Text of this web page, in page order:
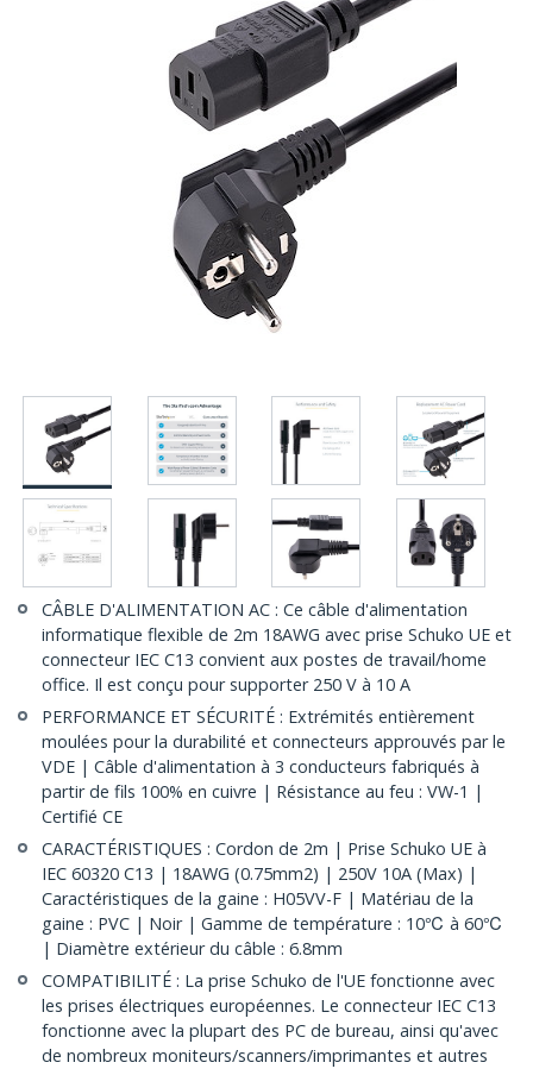
CÂBLE D'ALIMENTATION AC : Ce câble d'alimentation
informatique flexible de 2m 18AWG avec prise Schuko UE et
connecteur IEC C13 convient aux postes de travail/home
office. Il est conçu pour supporter 250 V à 10 A
PERFORMANCE ET SÉCURITÉ : Extrémités entièrement
moulées pour la durabilité et connecteurs approuvés par le
VDE | Câble d'alimentation à 3 conducteurs fabriqués à
partir de fils 100% en cuivre | Résistance au feu : VW-1 |
Certifié CE
CARACTÉRISTIQUES : Cordon de 2m | Prise Schuko UE à
IEC 60320 C13 | 18AWG (0.75mm2) | 250V 10A (Max) |
Caractéristiques de la gaine : H05VV-F | Matériau de la
gaine : PVC | Noir | Gamme de température : 10℃ à 60℃
| Diamètre extérieur du câble : 6.8mm
COMPATIBILITÉ : La prise Schuko de l'UE fonctionne avec
les prises électriques européennes. Le connecteur IEC C13
fonctionne avec la plupart des PC de bureau, ainsi qu'avec
de nombreux moniteurs/scanners/imprimantes et autres